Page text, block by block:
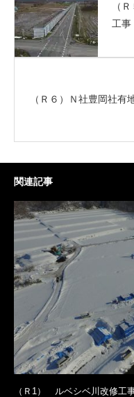
（
工事
（Ｒ６）Ｎ社豊岡社有
関連記事
（Ｒ1） ルベシベ川改修工